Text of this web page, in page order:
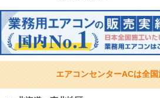
エアコンセンターACは全国